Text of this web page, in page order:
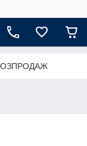
РОЗПРОДАЖ